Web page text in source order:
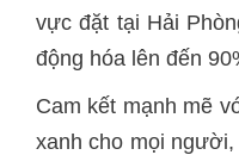
vực đặt tại Hải
động hóa lên đến
Cam kết mạnh mẽ
xanh cho mọi